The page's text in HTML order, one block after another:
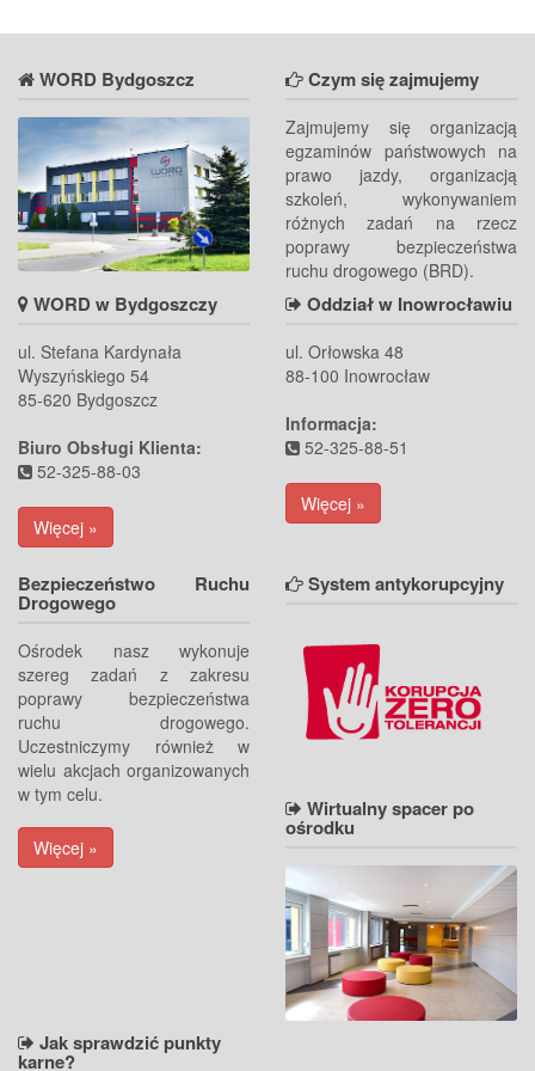
WORD Bydgoszcz Czym się zajmujemy
Zajmujemy się organizacją
egzaminów państwowych na
prawo jazdy, organizacją
szkoleń, wykonywaniem
różnych zadań na rzecz
poprawy bezpieczeństwa
ruchu drogowego (BRD).
WORD w Bydgoszczy
ul. Stefana Kardynała
Wyszyńskiego 54
85-620 Bydgoszcz
Biuro Obsługi Klienta:
52-325-88-03
Więcej »
Oddział w Inowrocławiu
ul. Orłowska 48
88-100 Inowrocław
Informacja:
52-325-88-51
Więcej »
Bezpieczeństwo Ruchu
Drogowego
Ośrodek nasz wykonuje
szereg zadań z zakresu
poprawy bezpieczeństwa
ruchu drogowego.
Uczestniczymy również w
wielu akcjach organizowanych
w tym celu.
Więcej »
System antykorupcyjny
Wirtualny spacer po
ośrodku
Jak sprawdzić punkty
karne?